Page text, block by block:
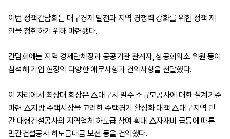
이번 정책간담회는 대구경제 발전과 지역 경쟁력 강화를 위한 정책 제
안을 청취하기 위해 마련됐다.
간담회에는 지역 경제단체장과 공공기관 관계자, 상공회의소 위원 등이
참석해 기업 현장의 다양한 애로사항과 건의사항을 전달했다.
이 자리에서 최상대 회장은 △대구시 발주 소규모공사에 대한 설계기준
마련 △지방 주택시장을 고려한 주택경기 활성화 대책 △대구지역 민
간 대형건설공사의 지역업체 하도급 참여 확대 △자재비 급등에 따른
민간건설공사 하도급대금 보전 등을 건의했다.